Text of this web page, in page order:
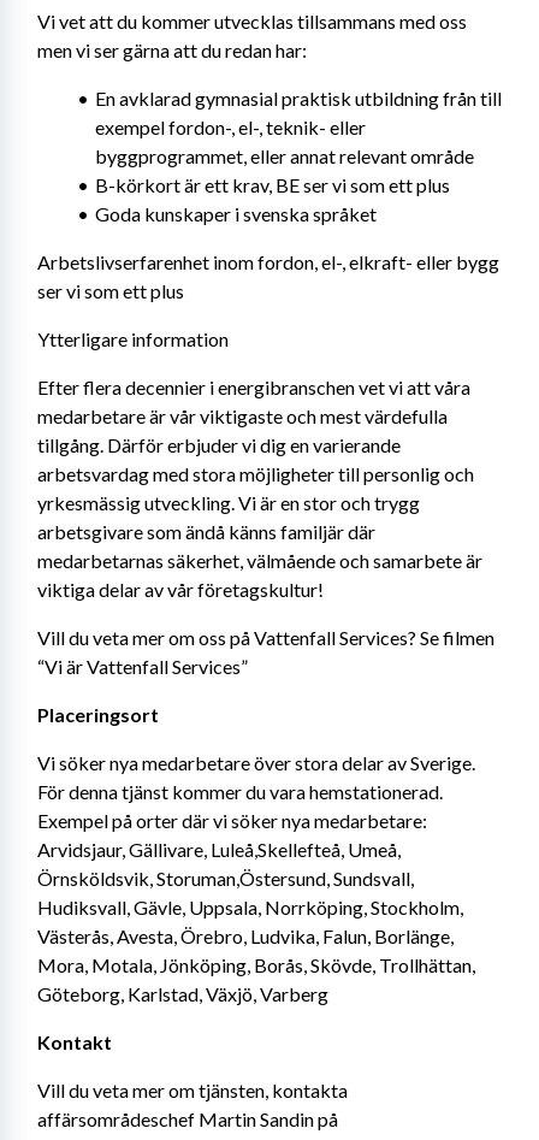
Vi vet att du kommer utvecklas tillsammans med oss
men vi ser gärna att du redan har:
En avklarad gymnasial praktisk utbildning från till
exempel fordon-, el-, teknik- eller
byggprogrammet, eller annat relevant område
B-körkort är ett krav, BE ser vi som ett plus
Goda kunskaper i svenska språket
Arbetslivserfarenhet inom fordon, el-, elkraft- eller bygg
ser vi som ett plus
Ytterligare information
Efter flera decennier i energibranschen vet vi att våra
medarbetare är vår viktigaste och mest värdefulla
tillgång. Därför erbjuder vi dig en varierande
arbetsvardag med stora möjligheter till personlig och
yrkesmässig utveckling. Vi är en stor och trygg
arbetsgivare som ändå känns familjär där
medarbetarnas säkerhet, välmående och samarbete är
viktiga delar av vår företagskultur!
Vill du veta mer om oss på Vattenfall Services? Se filmen
“Vi är Vattenfall Services”
Placeringsort
Vi söker nya medarbetare över stora delar av Sverige.
För denna tjänst kommer du vara hemstationerad.
Exempel på orter där vi söker nya medarbetare:
Arvidsjaur, Gällivare, Luleå,Skellefteå, Umeå,
Örnsköldsvik, Storuman,Östersund, Sundsvall,
Hudiksvall, Gävle, Uppsala, Norrköping, Stockholm,
Västerås, Avesta, Örebro, Ludvika, Falun, Borlänge,
Mora, Motala, Jönköping, Borås, Skövde, Trollhättan,
Göteborg, Karlstad, Växjö, Varberg
Kontakt
Vill du veta mer om tjänsten, kontakta
affärsområdeschef Martin Sandin på